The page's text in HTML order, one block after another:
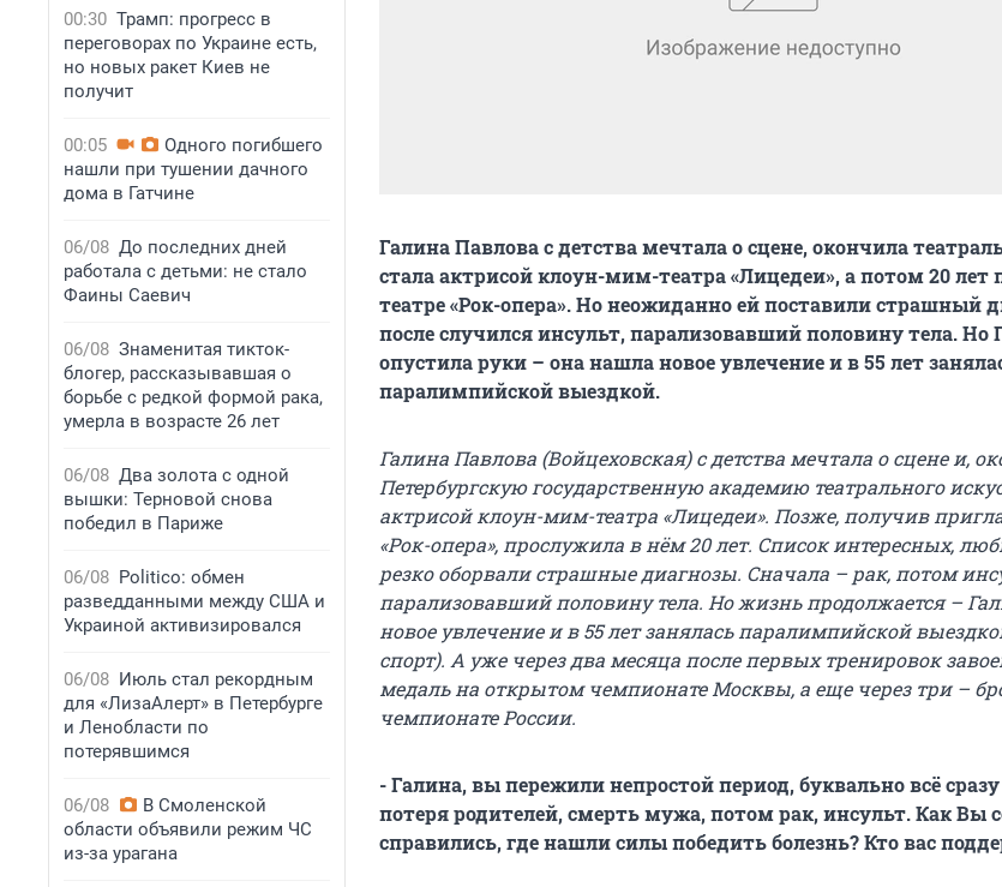
00:30 Трамп: прогресс в
переговорах по Украине есть,
но новых ракет Киев не
получит
00:05
Одного погибшего
нашли при тушении дачного
дома в Гатчине
06/08 До последних дней
работала с детьми: не стало
Фаины Саевич
06/08 Знаменитая тикток-
блогер, рассказывавшая о
борьбе с редкой формой рака,
умерла в возрасте 26 лет
06/08 Два золота с одной
вышки: Терновой снова
победил в Париже
06/08 Politico: обмен
разведданными между США и
Украиной активизировался
06/08 Июль стал рекордным
для «ЛизаАлерт» в Петербурге
и Ленобласти по
потерявшимся
06/08
В Смоленской
области объявили режим ЧС
из-за урагана
Галина Павлова с детства мечтала о сцене, окончила
стала актрисой клоун-мим-театра «Лицедеи», а потом 20 лет
театре «Рок-опера». Но неожиданно ей поставили страшный
после случился инсульт, парализовавший половину тела. Но
опустила руки – она нашла новое увлечение и в 55 лет
паралимпийской выездкой.
Галина Павлова (Войцеховская) с детства мечтала о сцене и,
Петербургскую государственную академию театрального
актрисой клоун-мим-театра «Лицедеи». Позже, получив
«Рок-опера», прослужила в нём 20 лет. Список интересных,
резко оборвали страшные диагнозы. Сначала – рак, потом
парализовавший половину тела. Но жизнь продолжается –
новое увлечение и в 55 лет занялась паралимпийской
спорт). А уже через два месяца после первых тренировок
медаль на открытом чемпионате Москвы, а еще через три –
чемпионате России.
- Галина, вы пережили непростой период, буквально всё
потеря родителей, смерть мужа, потом рак, инсульт. Как Вы
справились, где нашли силы победить болезнь? Кто вас